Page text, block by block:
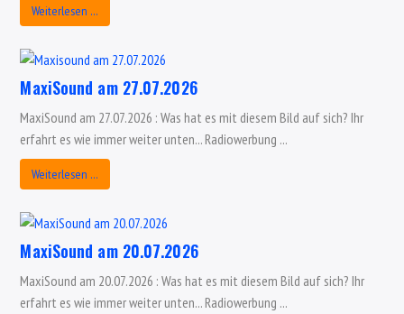
Weiterlesen …
MaxiSound am 27.07.2026
MaxiSound am 27.07.2026 : Was hat es mit diesem Bild auf sich? Ihr
erfahrt es wie immer weiter unten... Radiowerbung ...
Weiterlesen …
MaxiSound am 20.07.2026
MaxiSound am 20.07.2026 : Was hat es mit diesem Bild auf sich? Ihr
erfahrt es wie immer weiter unten... Radiowerbung ...